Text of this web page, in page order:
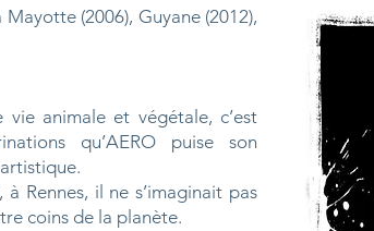
(2006), Guyane (2012),
vie animale et végétale, c’est
qu’AERO puise son
Rennes, il ne s’imaginait pas
coins de la planète.